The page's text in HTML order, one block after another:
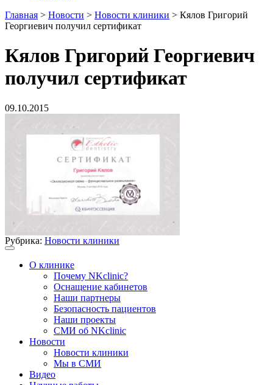
Главная > Новости > Новости клиники > Кялов Григорий
Георгиевич получил сертификат
Кялов Григорий Георгиевич
получил сертификат
09.10.2015
Рубрика: Новости клиники
О клинике
Почему NKclinic?
Оснащение кабинетов
Наши партнеры
Безопасность пациентов
Наши проекты
СМИ об NKclinic
Новости
Новости клиники
Мы в СМИ
Видео